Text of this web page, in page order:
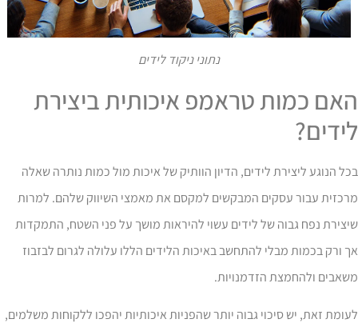
נתוני ניקוד לידים
כמות טראמפ איכותית ביצירת
הנוגע ליצירת לידים, הדיון הוותיק של איכות מול כמות נותרה שאלה
עבור עסקים המבקשים למקסם את מאמצי השיווק שלהם. למרות
נפח גבוה של לידים עשוי להיראות מושך על פני השטח, התמקדות
ורק בכמות מבלי להתחשב באיכות הלידים הללו עלולה לגרום לבזבוז
ולהחמצת הזדמנויות.
זאת, יש סיכוי גבוה יותר שהפניות איכותיות יהפכו ללקוחות משלמים,